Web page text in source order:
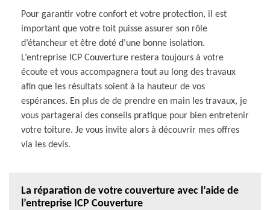
Pour garantir votre confort et votre protection, il est
important que votre toit puisse assurer son rôle
d’étancheur et être doté d’une bonne isolation.
L’entreprise ICP Couverture restera toujours à votre
écoute et vous accompagnera tout au long des travaux
afin que les résultats soient à la hauteur de vos
espérances. En plus de de prendre en main les travaux, je
vous partagerai des conseils pratique pour bien entretenir
votre toiture. Je vous invite alors à découvrir mes offres
via les devis.
La réparation de votre couverture avec l’aide de
l’entreprise ICP Couverture